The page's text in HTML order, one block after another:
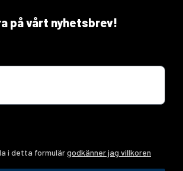
på vårt nyhetsbrev!
i detta formulärgodkänner jag villkoren